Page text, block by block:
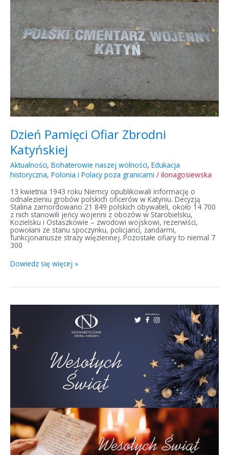
Dzień Pamięci Ofiar Zbrodni
Katyńskiej
Aktualności, Bohaterowie naszej wolności, Edukacja
historyczna, Polonia i Polacy poza granicami / ilonagosiewska
13 kwietnia 1943 roku Niemcy opublikowali informację o
odnalezieniu grobów polskich oficerów w Katyniu. Decyzją
Stalina zamordowano 21 849 polskich obywateli, około 14 700
z nich stanowili jeńcy wojenni z obozów w Starobielsku,
Kozielsku i Ostaszkowie – zwodowi wojskowi, rezerwiści,
powołani ze stanu spoczynku, policjanci, żandarmi,
funkcjonariusze straży więziennej. Pozostałe ofiary to niemal 7
300
Dowiedz się więcej »